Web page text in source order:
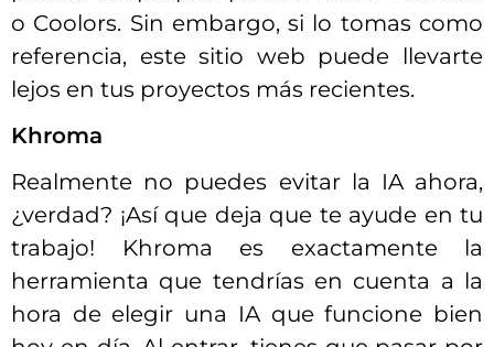
o Coolors. Sin embargo, si lo tomas como
referencia, este sitio web puede llevarte
lejos en tus proyectos más recientes.
Khroma
Realmente no puedes evitar la IA ahora,
¿verdad? ¡Así que deja que te ayude en tu
trabajo! Khroma es exactamente la
herramienta que tendrías en cuenta a la
hora de elegir una IA que funcione bien